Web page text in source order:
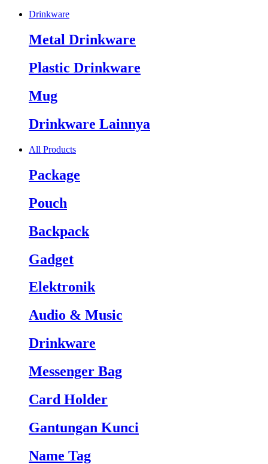
Drinkware
Metal Drinkware
Plastic Drinkware
Mug
Drinkware Lainnya
All Products
Package
Pouch
Backpack
Gadget
Elektronik
Audio & Music
Drinkware
Messenger Bag
Card Holder
Gantungan Kunci
Name Tag